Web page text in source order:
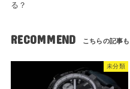
る？
RECOMMEND
未分類